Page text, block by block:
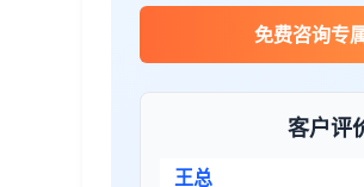
免费咨询专
客户评
泰国公司注册比预想的
Sophie Martin